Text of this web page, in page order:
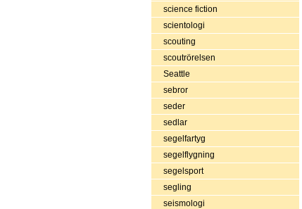
science fiction
scientologi
scouting
scoutrörelsen
Seattle
sebror
seder
sedlar
segelfartyg
segelflygning
segelsport
segling
seismologi